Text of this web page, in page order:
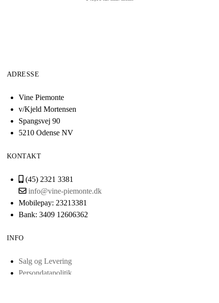
ADRESSE
Vine Piemonte
v/Kjeld Mortensen
Spangsvej 90
5210 Odense NV
KONTAKT
(45) 2321 3381
info@vine-piemonte.dk
Mobilepay: 23213381
Bank: 3409 12606362
INFO
Salg og Levering
Persondatapolitik